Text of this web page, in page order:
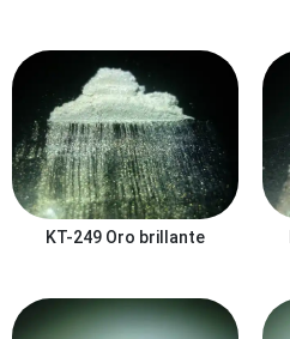
KT-249 Oro brillante